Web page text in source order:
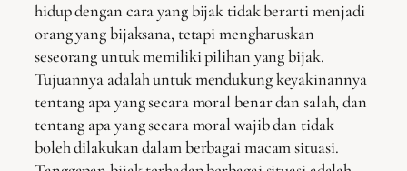
hidup dengan cara yang bijak tidak berarti menjadi
orang yang bijaksana, tetapi mengharuskan
seseorang untuk memiliki pilihan yang bijak.
Tujuannya adalah untuk mendukung keyakinannya
tentang apa yang secara moral benar dan salah, dan
tentang apa yang secara moral wajib dan tidak
boleh dilakukan dalam berbagai macam situasi.